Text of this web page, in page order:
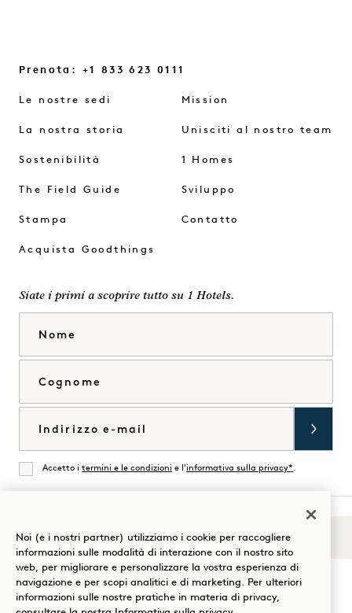
Suoni di 1
Prenota: +1 833 623 0111
Le nostre sedi
La nostra storia
Sostenibilità
The Field Guide
Stampa
Acquista Goodthings
Mission
Unisciti al nostro team
1 Homes
Sviluppo
Contatto
Siate i primi a scoprire tutto su 1 Hotels.
Accordati
Accetto i termini e le condizioni e l'informativa sulla privacy*.
Visita
1
Hotels
su
Visita
1
Hotels
su
Visita
1
Hotels
su
Visita
1
Hotels
su
Visita
1
Hotels
su
Visita
1
Hotels
Guida al soggiorno
Noi (e i nostri partner) utilizziamo i cookie per raccogliere
informazioni sulle modalità di interazione con il nostro sito
web, per migliorare e personalizzare la vostra esperienza di
navigazione e per scopi analitici e di marketing. Per ulteriori
informazioni sulle nostre pratiche in materia di privacy,